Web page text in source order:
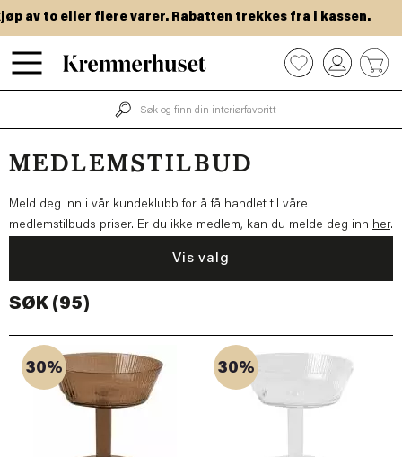
Hopp
til
hovedinnhold
to eller flere varer. Rabatten trekkes fra i kassen.
0
MEDLEMSTILBUD
Meld deg inn i vår kundeklubb for å få handlet til våre
medlemstilbuds priser. Er du ikke medlem, kan du melde deg inn her.
Vis valg
SØK (95)
30% 30%